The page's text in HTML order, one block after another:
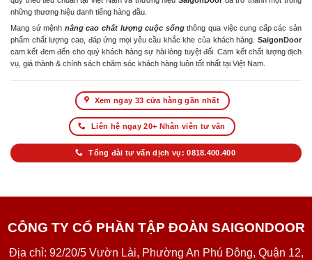
những thương hiệu danh tiếng hàng đầu.
Mang sứ mệnh nâng cao chất lượng cuộc sốngthông qua việc cung cấp các sản
phẩm chất lượng cao, đáp ứng mọi yêu cầu khắc khe của khách hàng. SaigonDoor
cam kết đem đến cho quý khách hàng sự hài lòng tuyệt đối. Cam kết chất lượng dịch
vụ, giá thành & chính sách chăm sóc khách hàng luôn tốt nhất tại Việt Nam.
Xem ngay 33 cửa hàng gần nhất
Liên hệ ngay 20+ Nhân viên tư vấn
Tổng đài tư vấn dịch vụ: 0818.400.400
CÔNG TY CỔ PHẦN TẬP ĐOÀN SAIGONDOOR
Địa chỉ: 92/20/5 Vườn Lài, Phường An Phú Đông, Quận 12,